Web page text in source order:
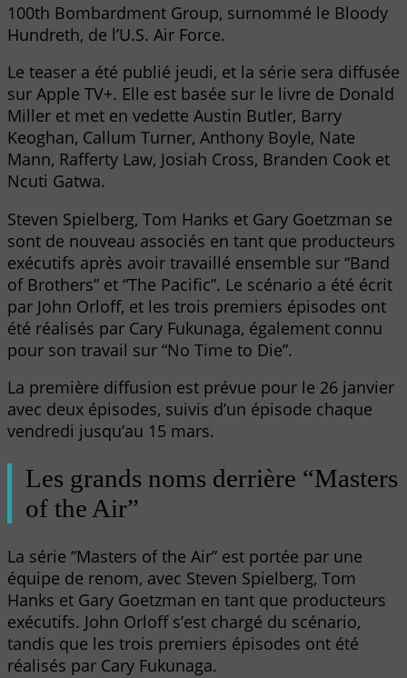
100th Bombardment Group, surnommé le Bloody
Hundreth, de l’U.S. Air Force.
Le teaser a été publié jeudi, et la série sera diffusée
sur Apple TV+. Elle est basée sur le livre de Donald
Miller et met en vedette Austin Butler, Barry
Keoghan, Callum Turner, Anthony Boyle, Nate
Mann, Rafferty Law, Josiah Cross, Branden Cook et
Ncuti Gatwa.
Steven Spielberg, Tom Hanks et Gary Goetzman se
sont de nouveau associés en tant que producteurs
exécutifs après avoir travaillé ensemble sur “Band
of Brothers” et “The Pacific”. Le scénario a été écrit
par John Orloff, et les trois premiers épisodes ont
été réalisés par Cary Fukunaga, également connu
pour son travail sur “No Time to Die”.
La première diffusion est prévue pour le 26 janvier
avec deux épisodes, suivis d’un épisode chaque
vendredi jusqu’au 15 mars.
Les grands noms derrière “Masters
of the Air”
La série “Masters of the Air” est portée par une
équipe de renom, avec Steven Spielberg, Tom
Hanks et Gary Goetzman en tant que producteurs
exécutifs. John Orloff s’est chargé du scénario,
tandis que les trois premiers épisodes ont été
réalisés par Cary Fukunaga.